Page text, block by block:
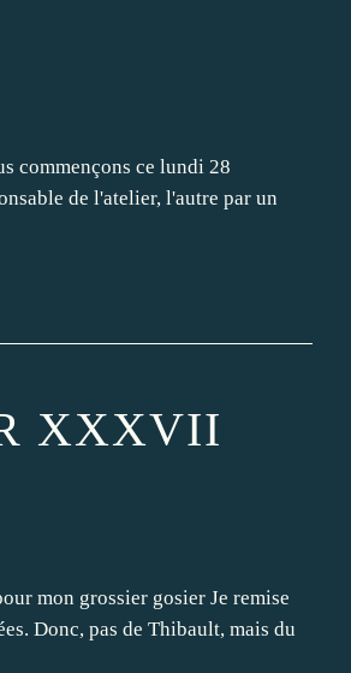
commençons ce lundi 28
de l'atelier, l'autre par un
XXXVII
mon grossier gosier Je remise
Donc, pas de Thibault, mais du